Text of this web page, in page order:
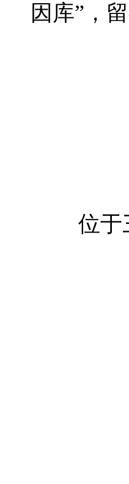
因库”，
位于